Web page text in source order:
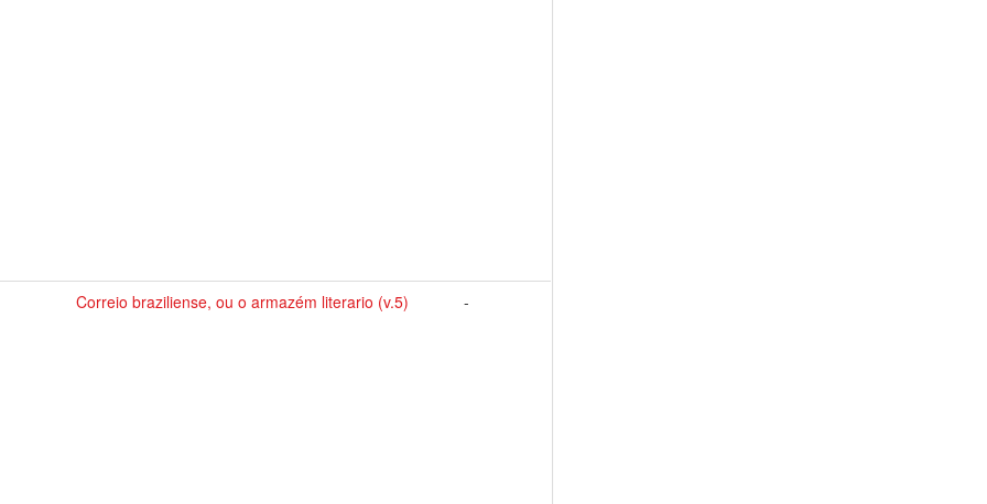
Correio braziliense, ou o armazém literario (v.5) -